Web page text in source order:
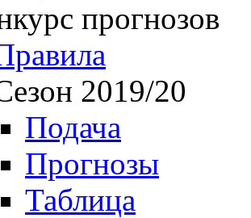
прогнозов
2019/20
Подача
Прогнозы
Таблица